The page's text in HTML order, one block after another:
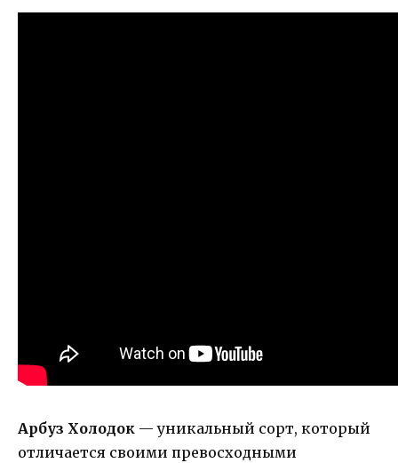
Арбуз Холодок — уникальный сорт, который
отличается своими превосходными